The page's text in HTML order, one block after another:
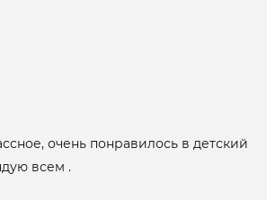
очень понравилось в детский
всем .